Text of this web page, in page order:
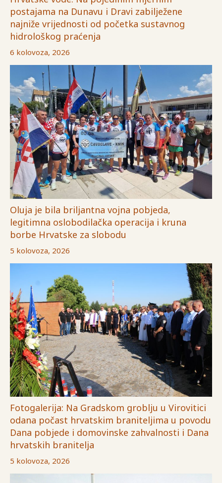
postajama na Dunavu i Dravi zabilježene
najniže vrijednosti od početka sustavnog
hidrološkog praćenja
6 kolovoza, 2026
Oluja je bila briljantna vojna pobjeda,
legitimna oslobodilačka operacija i kruna
borbe Hrvatske za slobodu
5 kolovoza, 2026
Fotogalerija: Na Gradskom groblju u Virovitici
odana počast hrvatskim braniteljima u povodu
Dana pobjede i domovinske zahvalnosti i Dana
hrvatskih branitelja
5 kolovoza, 2026